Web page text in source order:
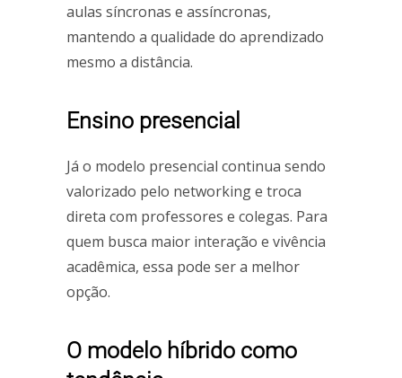
aulas síncronas e assíncronas,
mantendo a qualidade do aprendizado
mesmo a distância.
Ensino presencial
Já o modelo presencial continua sendo
valorizado pelo networking e troca
direta com professores e colegas. Para
quem busca maior interação e vivência
acadêmica, essa pode ser a melhor
opção.
O modelo híbrido como